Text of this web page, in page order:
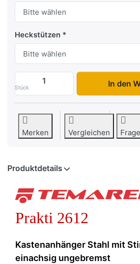
Heckstützen
Stück
Prakti 2612 zu
In den
Merken Vergleichen
Produktdetails
Prakti 2612
Kastenanhänger Stahl mit
einachsig ungebremst